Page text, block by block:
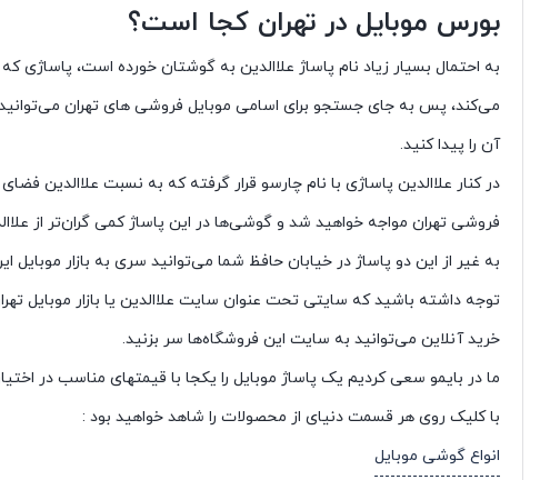
بورس موبایل در تهران کجا است؟
به احتمال بسیار زیاد نام پاساژ علاالدین به گوشتان خورده است،
می‌کند، پس به جای جستجو برای اسامی موبایل فروشی های تهران می‌توانید
آن را پیدا کنید.
در کنار علاالدین پاساژی با نام چارسو قرار گرفته که به نسبت علاالدین
فروشی تهران مواجه خواهید شد و گوشی‌ها در این پاساژ کمی گران‌تر از
به غیر از این دو پاساژ در خیابان حافظ شما می‌توانید سری به بازار موبایل
توجه داشته باشید که سایتی تحت عنوان سایت علاالدین یا بازار
خرید آنلاین می‌توانید به سایت این فروشگاه‌ها سر بزنید.
ما در بایمو سعی کردیم یک پاساژ موبایل را یکجا با قیمتهای مناسب در
با کلیک روی هر قسمت دنیای از محصولات را شاهد خواهید بود :
انواع گوشی موبایل